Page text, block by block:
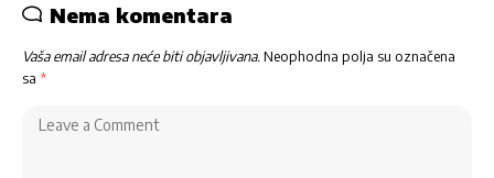
Nema komentara
Vaša email adresa neće biti objavljivana. Neophodna polja su označena
sa *